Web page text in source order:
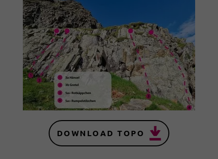
DOWNLOAD TOPO